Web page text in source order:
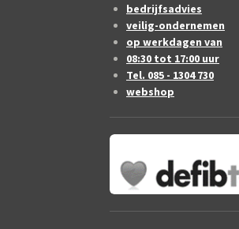
bedrijfsadvies
veilig-ondernemen
op werkdagen van
08:30 tot 17:00 uur
Tel. 085 - 1304 730
webshop